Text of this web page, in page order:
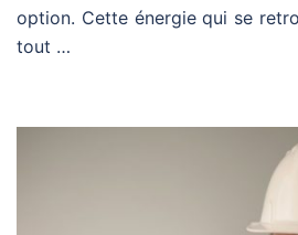
option. Cette énergie qui se
tout …